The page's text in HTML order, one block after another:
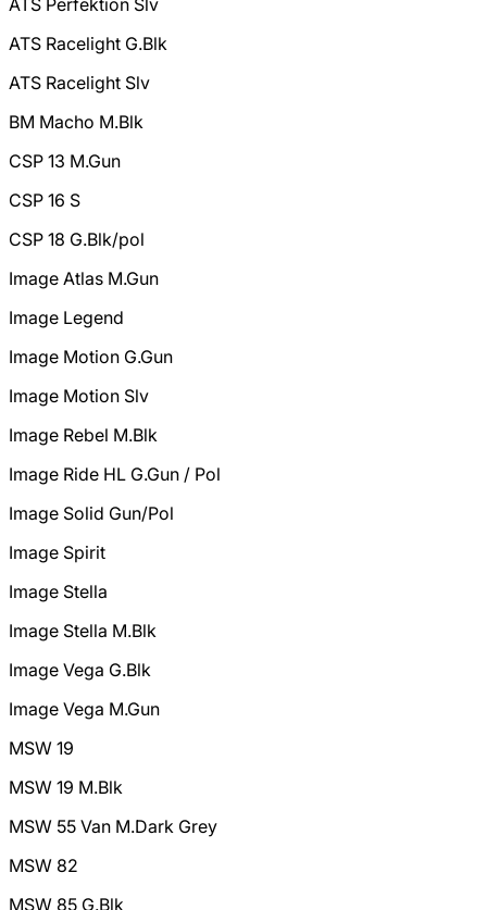
ATS Racelight G.Blk
ATS Racelight Slv
BM Macho M.Blk
CSP 13 M.Gun
CSP 16 S
CSP 18 G.Blk/pol
Image Atlas M.Gun
Image Legend
Image Motion G.Gun
Image Motion Slv
Image Rebel M.Blk
Image Ride HL G.Gun / Pol
Image Solid Gun/Pol
Image Spirit
Image Stella
Image Stella M.Blk
Image Vega G.Blk
Image Vega M.Gun
MSW 19
MSW 19 M.Blk
MSW 55 Van M.Dark Grey
MSW 82
MSW 85 G.Blk